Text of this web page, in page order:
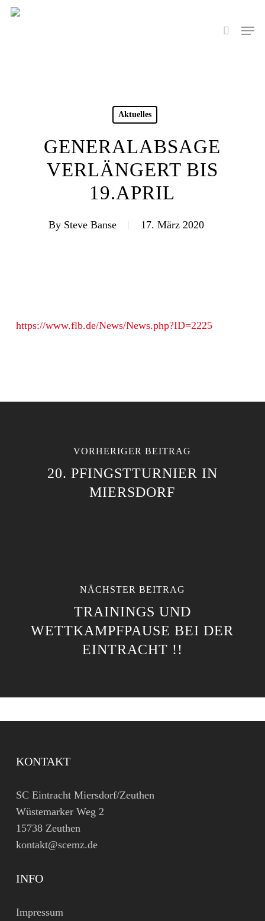
Skip
search
Menu
Aktuelles
GENERALABSAGE
VERLÄNGERT BIS
19.APRIL
By Steve Banse 17. März 2020
https://www.flb.de/News/News.php?ID=2225
VORHERIGER BEITRAG
20. PFINGSTTURNIER IN
MIERSDORF
NÄCHSTER BEITRAG
TRAININGS UND
WETTKAMPFPAUSE BEI DER
EINTRACHT !!
KONTAKT
SC Eintracht Miersdorf/Zeuthen
Wüstemarker Weg 2
15738 Zeuthen
kontakt@scemz.de
INFO
Impressum